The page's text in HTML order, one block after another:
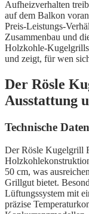
Aufheizverhalten
auf dem Balkon
Preis-Leistungs-
Zusammenbau und
Holzkohle-
und zeigt, für wen
Der Rösle
Ausstattung
Technische
Der Rösle Kugelgrill
50 cm, was
Grillgut bietet.
Lüftungssystem mit
präzise